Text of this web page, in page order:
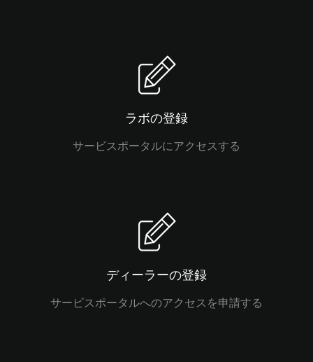
ラボの登録
サービスポータルにアクセスする
ディーラーの登録
サービスポータルへのアクセスを申請する